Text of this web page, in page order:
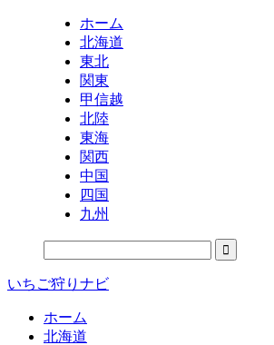
ホーム
北海道
東北
関東
甲信越
北陸
東海
関西
中国
四国
九州
いちご狩りナビ
ホーム
北海道